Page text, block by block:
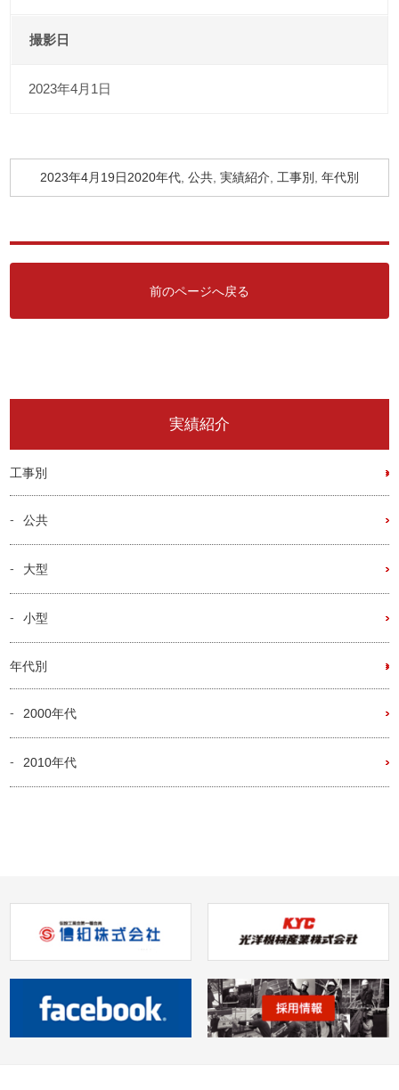
撮影日
2023年4月1日
投
稿
2023年4月19日
カ
テ
2020年代, 公共, 実績紹介, 工事別 , 年代別
前のページへ戻る
実績紹介
工事別
公共
大型
小型
年代別
2000年代
2010年代